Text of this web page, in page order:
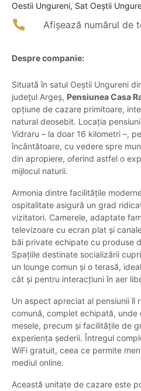
Oestii Ungureni, Sat Oeștii
Afișează numărul de
Despre companie:
Situată în satul Oeștii Ungureni
județul Argeș, Pensiunea Casa
opțiune de cazare primitoare,
natural deosebit. Locația
Vidraru – la doar 16 kilometri –,
încântătoare, cu vedere spre
din apropiere, oferind astfel o
mijlocul naturii.
Armonia dintre facilitățile
ospitalitate asigură un grad
vizitatori. Camerele, adaptate
televizoare cu ecran plat și
băi private echipate cu produse
Spațiile destinate socializării
un lounge comun și o terasă,
cât și pentru interacțiuni în aer
Un aspect apreciat al pensiunii îl
comună, complet echipată,
mesele, precum și facilitățile de
experiența șederii. Întregul
WiFi gratuit, ceea ce permite
mediul online.
Această unitate de cazare este